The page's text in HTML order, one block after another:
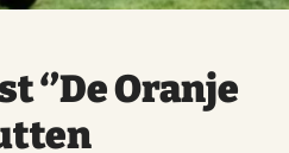
‘’De Oranje